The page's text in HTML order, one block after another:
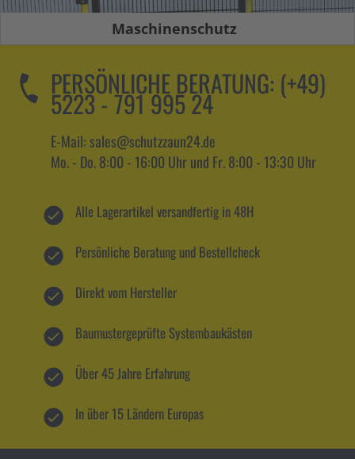
Maschinenschutz
PERSÖNLICHE BERATUNG: (+49)
5223 - 791 995 24
E-Mail: sales@schutzzaun24.de
Mo. - Do. 8:00 - 16:00 Uhr und Fr. 8:00 - 13:30 Uhr
Alle Lagerartikel versandfertig in 48H
Persönliche Beratung und Bestellcheck
Direkt vom Hersteller
Baumustergeprüfte Systembaukästen
Über 45 Jahre Erfahrung
In über 15 Ländern Europas